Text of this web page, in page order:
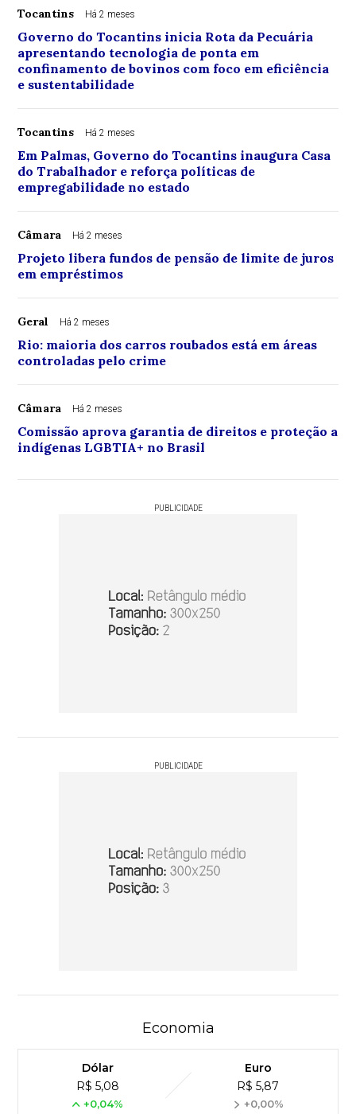
Tocantins Há 2 meses
Governo do Tocantins inicia Rota da Pecuária
apresentando tecnologia de ponta em
confinamento de bovinos com foco em eficiência
e sustentabilidade
Tocantins Há 2 meses
Em Palmas, Governo do Tocantins inaugura Casa
do Trabalhador e reforça políticas de
empregabilidade no estado
Câmara Há 2 meses
Projeto libera fundos de pensão de limite de juros
em empréstimos
Geral Há 2 meses
Rio: maioria dos carros roubados está em áreas
controladas pelo crime
Câmara Há 2 meses
Comissão aprova garantia de direitos e proteção a
indígenas LGBTIA+ no Brasil
PUBLICIDADE
PUBLICIDADE
Economia
Dólar
R$ 5,08
+0,04%
Euro
R$ 5,87
+0,00%